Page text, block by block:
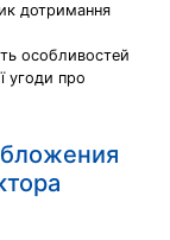
дотримання
особливостей
угоди про